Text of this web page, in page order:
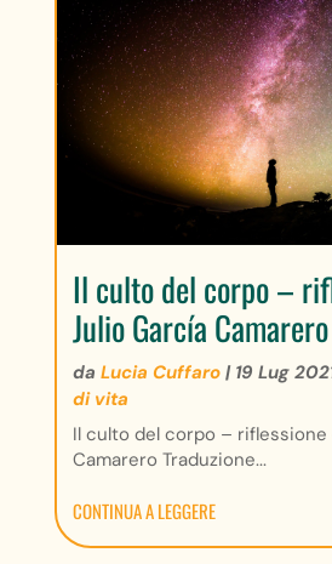
Il culto del corpo –
Julio García Camarero
da Lucia Cuffaro| 19 Lug
di vita
Il culto del corpo – riflessione
Camarero Traduzione...
CONTINUA A LEGGERE